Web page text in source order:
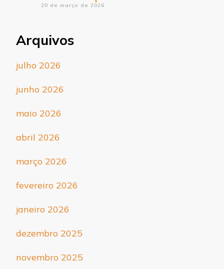
20 de março de 2026
Arquivos
julho 2026
junho 2026
maio 2026
abril 2026
março 2026
fevereiro 2026
janeiro 2026
dezembro 2025
novembro 2025